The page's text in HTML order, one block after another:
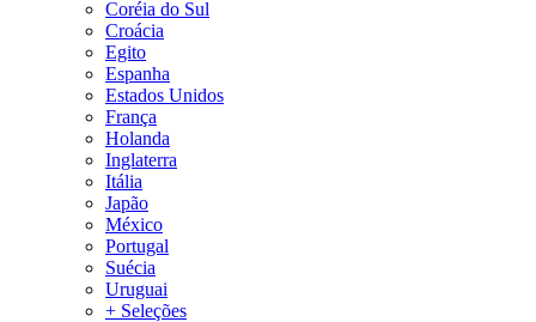
Coréia do Sul
Croácia
Egito
Espanha
Estados Unidos
França
Holanda
Inglaterra
Itália
Japão
México
Portugal
Suécia
Uruguai
+ Seleções